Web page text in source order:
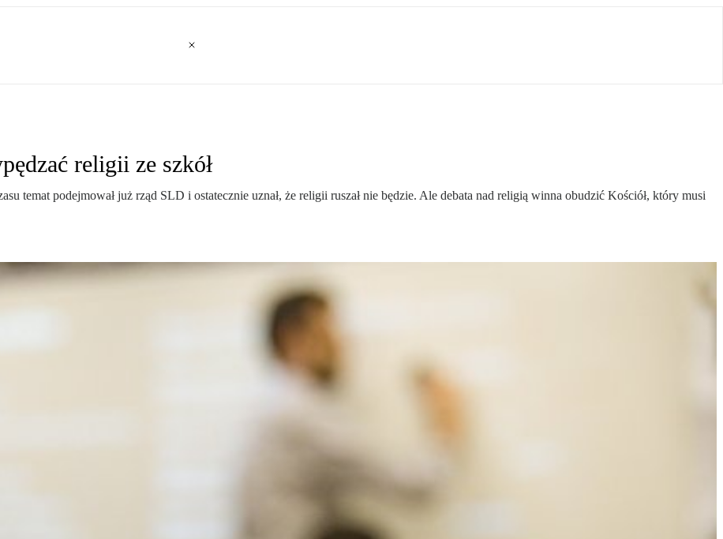
religii ze szkół
temat podejmował już rząd SLD i ostatecznie uznał, że religii ruszał nie będzie. Ale debata nad religią winna obudzić Kościół, który musi